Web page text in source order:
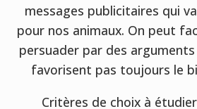
messages publicitaires qui
pour nos animaux. On peut
persuader par des
favorisent pas toujours le
Critères de choix à